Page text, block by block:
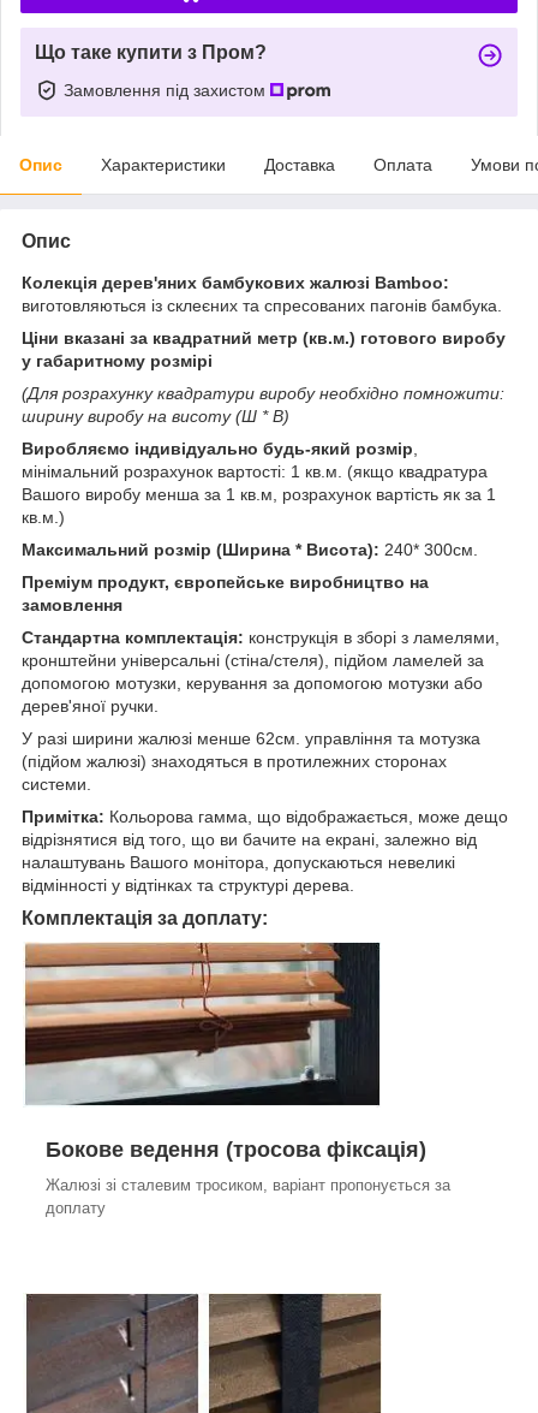
Що таке купити з Пром?
Замовлення під захистом
Опис Характеристики Доставка Оплата Умови
Опис
Колекція дерев'яних бамбукових жалюзі Bamboo:
виготовляються із склеєних та спресованих пагонів бамбука.
Ціни вказані за квадратний метр (кв.м.) готового виробу
у габаритному розмірі
(Для розрахунку квадратури виробу необхідно помножити:
ширину виробу на висоту (Ш * В)
Виробляємо індивідуально будь-який розмір
мінімальний розрахунок вартості: 1 кв.м. (якщо квадратура
Вашого виробу менша за 1 кв.м, розрахунок вартість як за 1
кв.м.)
Максимальний розмір (Ширина * Висота): 240* 300см.
Преміум продукт, європейське виробництво на
замовлення
Стандартна комплектація: конструкція в зборі з ламелями,
кронштейни універсальні (стіна/стеля), підйом ламелей за
допомогою мотузки, керування за допомогою мотузки або
дерев'яної ручки.
У разі ширини жалюзі менше 62см. управління та мотузка
(підйом жалюзі) знаходяться в протилежних сторонах
системи.
Примітка: Кольорова гамма, що відображається, може дещо
відрізнятися від того, що ви бачите на екрані, залежно від
налаштувань Вашого монітора, допускаються невеликі
відмінності у відтінках та структурі дерева.
Комплектація за доплату:
Бокове ведення (тросова фіксація)
Жалюзі зі сталевим тросиком, варіант пропонується за
доплату